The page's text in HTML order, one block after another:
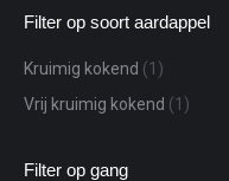
Filter op soort aardappel
Kruimig kokend (1)
Vrij kruimig kokend (1)
Filter op gang